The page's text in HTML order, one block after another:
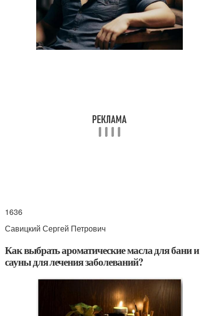
1636
Савицкий Сергей Петрович
Как выбрать ароматические масла для бани и
сауны для лечения заболеваний?